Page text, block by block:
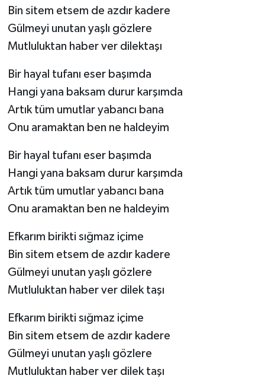
Bin sitem etsem de azdır kadere
Gülmeyi unutan yaşlı gözlere
Mutluluktan haber ver dilektaşı
Bir hayal tufanı eser başımda
Hangi yana baksam durur karşımda
Artık tüm umutlar yabancı bana
Onu aramaktan ben ne haldeyim
Bir hayal tufanı eser başımda
Hangi yana baksam durur karşımda
Artık tüm umutlar yabancı bana
Onu aramaktan ben ne haldeyim
Efkarım birikti sığmaz içime
Bin sitem etsem de azdır kadere
Gülmeyi unutan yaşlı gözlere
Mutluluktan haber ver dilek taşı
Efkarım birikti sığmaz içime
Bin sitem etsem de azdır kadere
Gülmeyi unutan yaşlı gözlere
Mutluluktan haber ver dilek taşı